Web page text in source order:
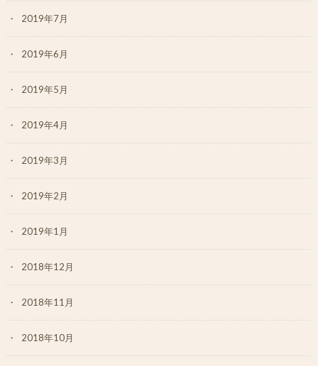
2019年7月
2019年6月
2019年5月
2019年4月
2019年3月
2019年2月
2019年1月
2018年12月
2018年11月
2018年10月